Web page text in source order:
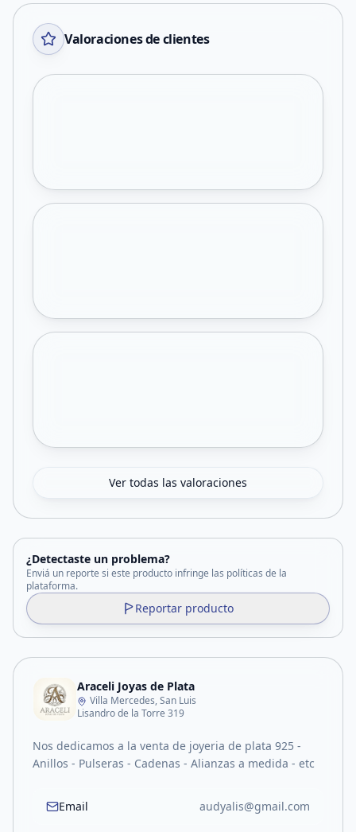
Valoraciones de clientes
Ver todas las valoraciones
¿Detectaste un problema?
Enviá un reporte si este producto infringe las políticas de la
plataforma.
Reportar producto
Araceli Joyas de Plata
Villa Mercedes, San Luis
Lisandro de la Torre 319
Nos dedicamos a la venta de joyeria de plata 925 -
Anillos - Pulseras - Cadenas - Alianzas a medida - etc
Email audyalis@gmail.com